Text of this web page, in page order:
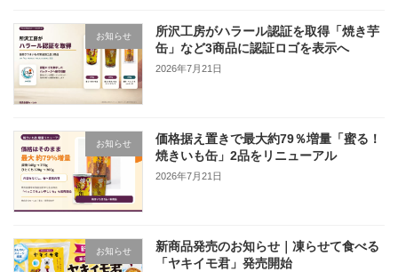
お知らせ
所沢工房がハラール認証を取得「焼き芋
缶」など3商品に認証ロゴを表示へ
2026年7月21日
お知らせ
価格据え置きで最大約79％増量「蜜る！
焼きいも缶」2品をリニューアル
2026年7月21日
お知らせ
新商品発売のお知らせ｜凍らせて食べる
「ヤキイモ君」発売開始